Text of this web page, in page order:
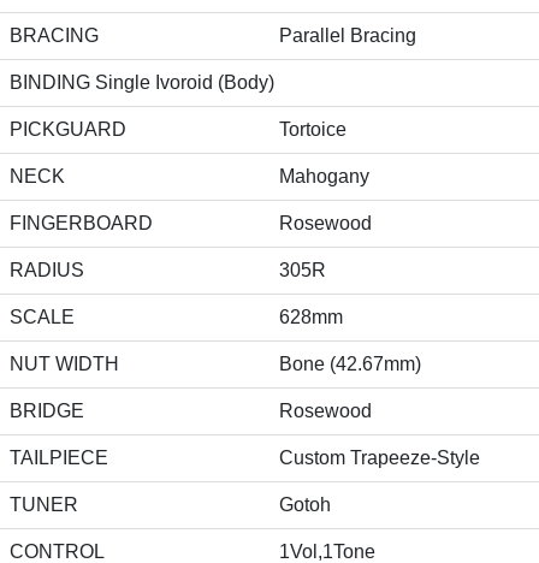
BRACING Parallel Bracing
BINDING Single Ivoroid (Body)
PICKGUARD Tortoice
NECK Mahogany
FINGERBOARD Rosewood
RADIUS 305R
SCALE 628mm
NUT WIDTH Bone (42.67mm)
BRIDGE Rosewood
TAILPIECE Custom Trapeeze-Style
TUNER Gotoh
CONTROL 1Vol,1Tone